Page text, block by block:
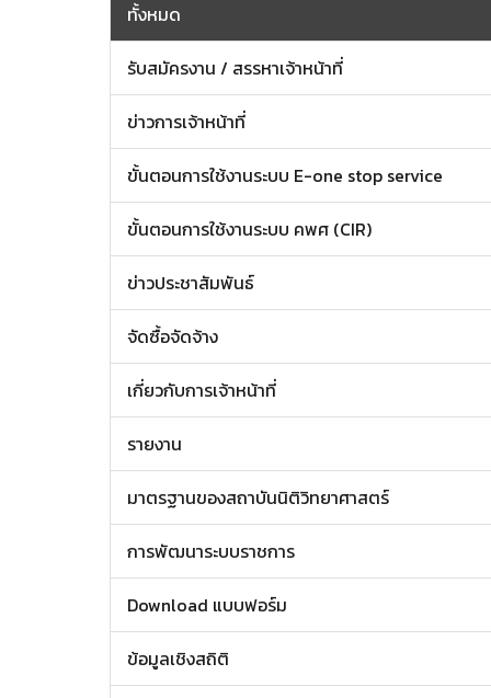
ทั้งหมด
รับสมัครงาน / สรรหาเจ้าหน้าที่
ข่าวการเจ้าหน้าที่
ขั้นตอนการใช้งานระบบ E-one stop service
ขั้นตอนการใช้งานระบบ คพศ (CIR)
ข่าวประชาสัมพันธ์
จัดซื้อจัดจ้าง
เกี่ยวกับการเจ้าหน้าที่
รายงาน
มาตรฐานของสถาบันนิติวิทยาศาสตร์
การพัฒนาระบบราชการ
Download แบบฟอร์ม
ข้อมูลเชิงสถิติ